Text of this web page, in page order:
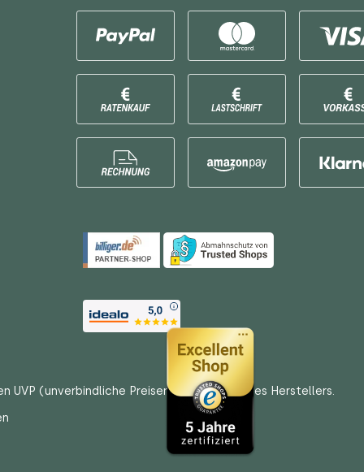
UVP (unverbindliche Preisempfehlungen) des Herstellers.